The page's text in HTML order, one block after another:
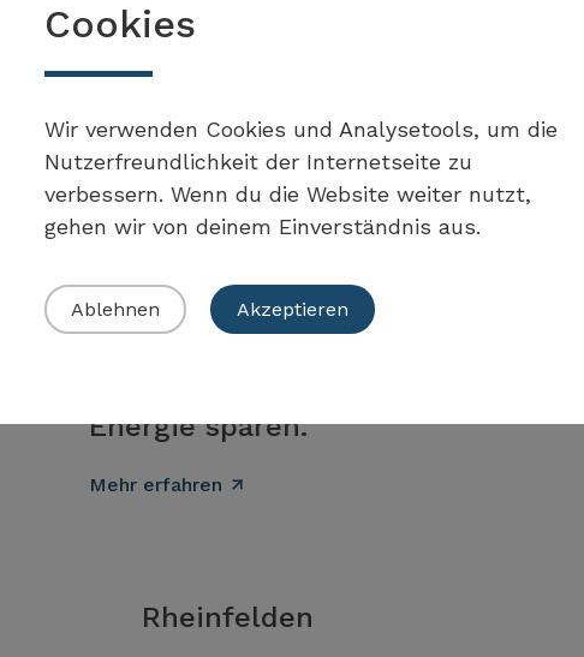
Stadt Zürich
Gutes Trinkwasser –
Konsumententipps
Mehr erfahren
Stadt Luzern
Energie sparen.
Mehr erfahren
Rheinfelden
Cookies
Wir verwenden Cookies und Analysetools, um die
Nutzerfreundlichkeit der Internetseite zu
verbessern. Wenn du die Website weiter nutzt,
gehen wir von deinem Einverständnis aus.
Ablehnen Akzeptieren